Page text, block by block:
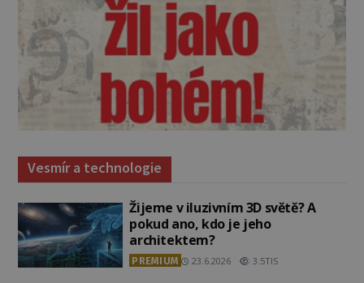
Vesmír a technologie
Žijeme v iluzivním 3D světě? A
pokud ano, kdo je jeho
architektem?
PREMIUM 23.6.2026 3.5TIS